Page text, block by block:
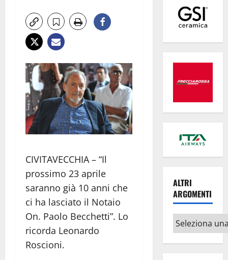
CIVITAVECCHIA – “Il
prossimo 23 aprile
saranno già 10 anni che
ci ha lasciato il Notaio
On. Paolo Becchetti”. Lo
ricorda Leonardo
Roscioni.
ALTRI
ARGOMENTI
Altri
argomenti